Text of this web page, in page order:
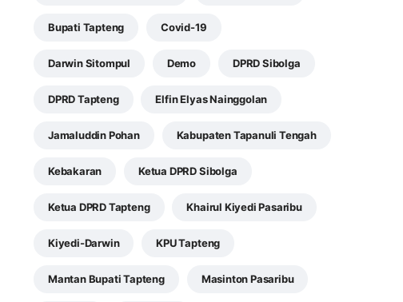
Bupati Tapteng Covid-19
Darwin Sitompul Demo DPRD Sibolga
DPRD Tapteng Elfin Elyas Nainggolan
Jamaluddin Pohan Kabupaten Tapanuli Tengah
Kebakaran Ketua DPRD Sibolga
Ketua DPRD Tapteng Khairul Kiyedi Pasaribu
Kiyedi-Darwin KPU Tapteng
Mantan Bupati Tapteng Masinton Pasaribu